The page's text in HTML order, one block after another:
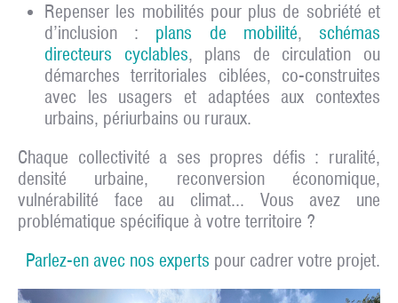
Repenser les mobilités pour plus de sobriété et
d’inclusion : plans de mobilité, schémas
directeurs cyclables, plans de circulation ou
démarches territoriales ciblées, co-construites
avec les usagers et adaptées aux contextes
urbains, périurbains ou ruraux.
Chaque collectivité a ses propres défis : ruralité,
densité urbaine, reconversion économique,
vulnérabilité face au climat... Vous avez une
problématique spécifique à votre territoire ?
Parlez-en avec nos experts pour cadrer votre projet.